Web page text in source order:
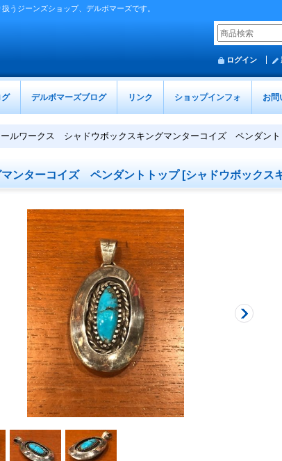
うジーンズショップ、デルボマーズです。
ログイン
デルボマーズブログ リンク ショップインフォ お問
ルワークス シャドウボックスキングマンターコイズ ペンダント
ンターコイズ ペンダントトップ [シャドウボックス